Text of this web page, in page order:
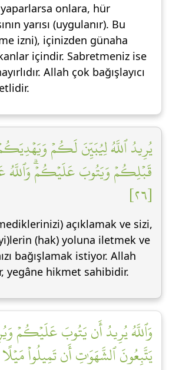
onlara, hür
yarısı (uygulanır). Bu
izni), içinizden günaha
içindir. Sabretmeniz ise
Allah çok bağışlayıcı
يُرِيدُ ٱللَّهُ لِيُبَيِّنَ لَكُمۡ
قَبۡلِكُمۡ وَيَتُوبَ عَلَيۡكُمۡۗ وَٱللَّهُ
[٢٦]
açıklamak ve sizi,
(hak) yoluna iletmek ve
bağışlamak istiyor. Allah
yegâne hikmet sahibidir.
وَٱللَّهُ يُرِيدُ أَن يَتُوبَ عَلَيۡكُمۡ
يَتَّبِعُونَ ٱلشَّهَوَٰتِ أَن تَمِيلُواْ مَيۡلًا